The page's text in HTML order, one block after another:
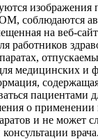
изображения
соблюдаются
на веб-
работников
медицинских и
пациентами
о
и не может
врача.